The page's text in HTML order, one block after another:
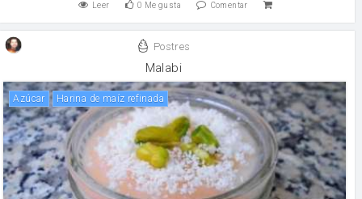
Leer 0 Me gusta Comentar
Postres
Malabi
Azúcar Harina de maíz refinada